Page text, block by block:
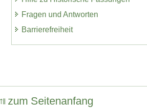
Fragen und Antworten
Barrierefreiheit
zum Seitenanfang